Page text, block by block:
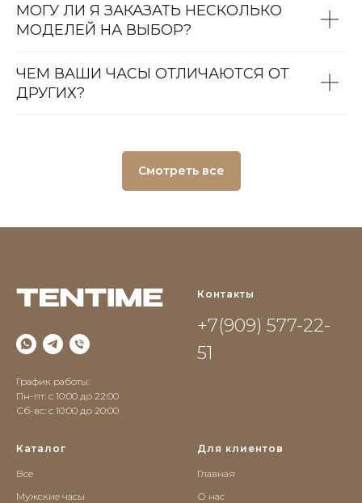
МОГУ ЛИ Я ЗАКАЗАТЬ НЕСКОЛЬКО
МОДЕЛЕЙ НА ВЫБОР?
ЧЕМ ВАШИ ЧАСЫ ОТЛИЧАЮТСЯ ОТ
ДРУГИХ?
Смотреть все
График работы:
Пн-пт: с 10:00 до 22:00
Сб-вс: c 10:00 до 20:00
Контакты
+7(909) 577-22-
51
Каталог
Все
Мужские часы
Для клиентов
Главная
О нас